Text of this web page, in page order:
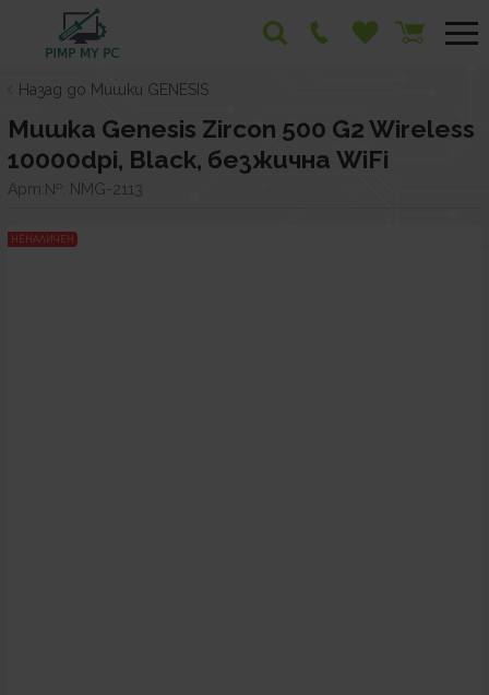
Назад до Мишки GENESIS
Мишка Genesis Zircon 500 G2 Wireless
10000dpi, Black, безжична WiFi
Арт.№: NMG-2113
НЕНАЛИЧЕН